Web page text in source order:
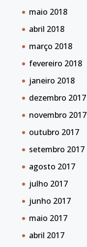
maio 2018
abril 2018
março 2018
fevereiro 2018
janeiro 2018
dezembro 2017
novembro 2017
outubro 2017
setembro 2017
agosto 2017
julho 2017
junho 2017
maio 2017
abril 2017